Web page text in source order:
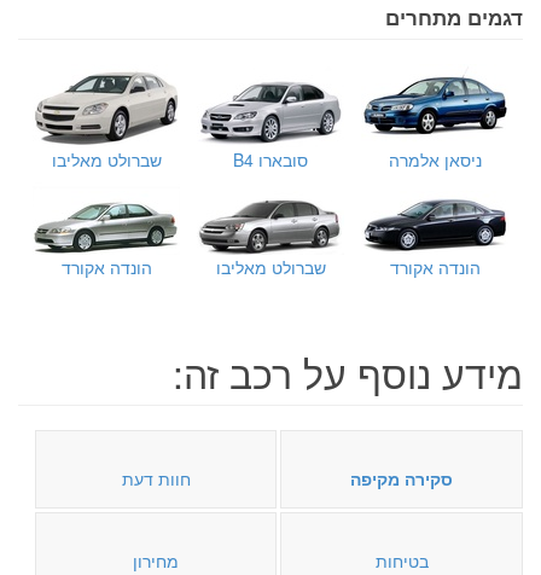
דגמים מתחרים
ניסאן אלמרה סובארו B4 שברולט מאליבו
הונדה אקורד שברולט מאליבו הונדה אקורד
מידע נוסף על רכב זה:
סקירה מקיפה חוות דעת
בטיחות מחירון